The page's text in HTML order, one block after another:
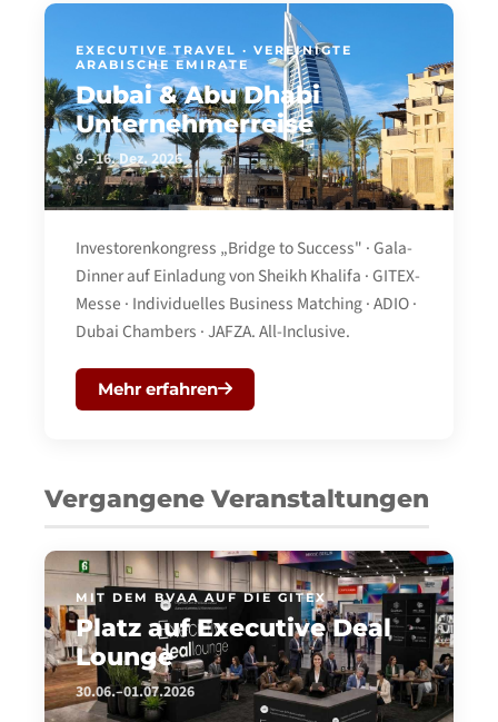
EXECUTIVE TRAVEL · VEREINIGTE
ARABISCHE EMIRATE
Dubai & Abu Dhabi
Unternehmerreise
9.–16. Dez. 2026
Investorenkongress „Bridge to Success" · Gala-
Dinner auf Einladung von Sheikh Khalifa · GITEX-
Messe · Individuelles Business Matching · ADIO ·
Dubai Chambers · JAFZA. All-Inclusive.
Mehr erfahren
Vergangene Veranstaltungen
MIT DEM BVAA AUF DIE GITEX
Platz auf Executive Deal
Lounge
30.06.–01.07.2026